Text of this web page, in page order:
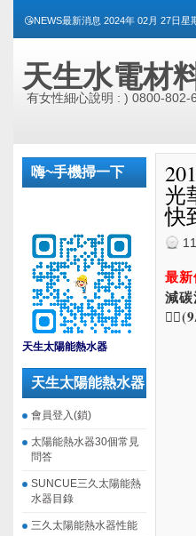
😘NEWS最新消息 2024年 02月 27日星
天生水電材
有女性細心說明 : ) 0800-802-
嗨~手機掃一下
天生太陽能熱水器
天生太陽能熱水器
會員登入(鎖)
太陽能熱水器30個常見
問答
SUNCUE三久太陽能熱
水器目錄
三久太陽能熱水器性能
光
快
最
減